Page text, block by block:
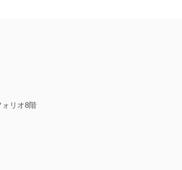
リオ8階